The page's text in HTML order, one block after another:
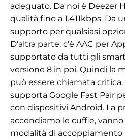
adeguato. Da noi è Deezer
qualità fino a 1.411kbps. Da
supporto per qualsiasi
D'altra parte: c'è AAC per
supportato da tutti gli
versione 8 in poi. Quindi la
può essere chiamata critica.
supporta Google Fast Pair
con dispositivi Android. La
accendiamo le cuffie,
modalità di